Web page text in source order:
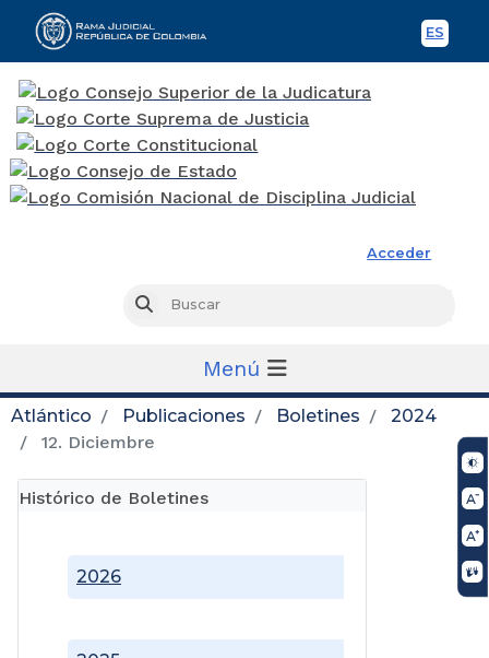
ES
Acceder
Buscar
Menú
Atlántico Publicaciones Boletines
2024
12. Diciembre
Histórico de Boletines
2026